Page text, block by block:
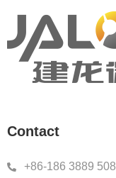
Contact
+86-186 3889